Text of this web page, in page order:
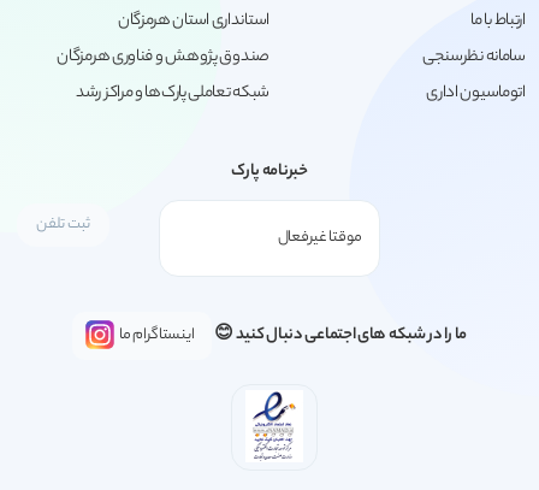
ارتباط با ما
سامانه نظرسنجی
اتوماسیون اداری
استانداری استان هرمزگان
صندوق پژوهش و فناوری هرمزگان
شبکه تعاملی پارک‌ها و مراکز رشد
خبرنامه پارک
ما را در شبکه های اجتماعی دنبال کنید 😊 اینستاگرام ما